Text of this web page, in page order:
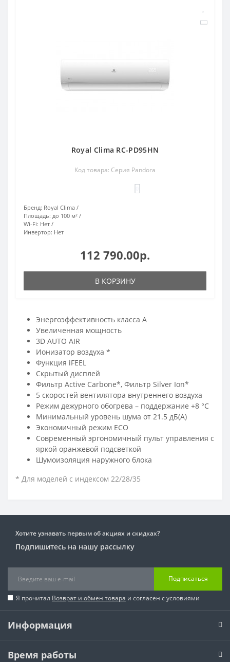
Royal Clima RC-PD95HN
Код товара: Серия Pandora
Бренд: Royal Clima
Площадь: до 100 м²
Wi-Fi: Нет
Инвертор: Нет
112 790.00р.
В КОРЗИНУ
Энергоэффективность класса А
Увеличенная мощность
3D AUTO AIR
Ионизатор воздуха *
Функция iFEEL
Скрытый дисплей
Фильтр Active Carbone*, Фильтр Silver Ion*
5 скоростей вентилятора внутреннего воздуха
Режим дежурного обогрева – поддержание +8 °С
Минимальный уровень шума от 21.5 дБ(А)
Экономичный режим ECO
Современный эргономичный пульт управления с
яркой оранжевой подсветкой
Шумоизоляция наружного блока
* Для моделей с индексом 22/28/35
Хотите узнавать первым об акциях и скидках?
Подпишитесь на нашу рассылку
Подписаться
Я прочитал Возврат и обмен товара и согласен с условиями
Информация
Время работы